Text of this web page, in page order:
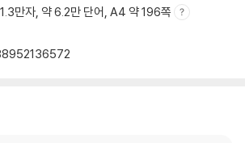
as Taste
Taste, and Values
of Desire?
만자, 약 6.2만 단어, A4 약 196쪽